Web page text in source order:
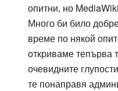
опитни, но
Много би било
време по някой
откриваме тепърва
очевидните
те понаправя